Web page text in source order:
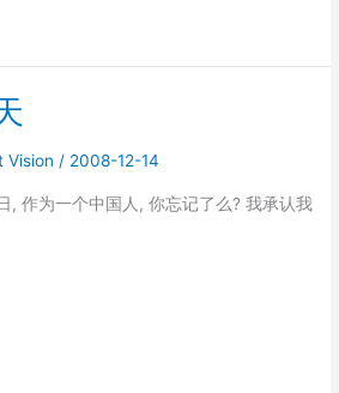
Vision / 2008-12-14
, 作为一个中国人, 你忘记了么? 我承认我